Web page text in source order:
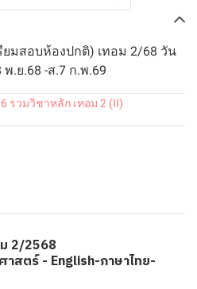
มสอบห้องปกติ) เทอม 2/68 วัน
พ.ย.68 -ส.7 ก.พ.69
รวมวิชาหลัก เทอม 2 (II)
2/2568
สตร์ - English-ภาษาไทย-